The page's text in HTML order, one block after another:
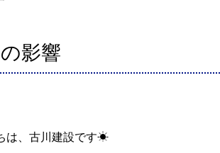
影響
は、古川建設です☀︎